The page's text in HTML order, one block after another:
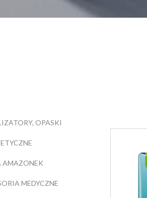
OPASKI
AMAZONEK
MEDYCZNE